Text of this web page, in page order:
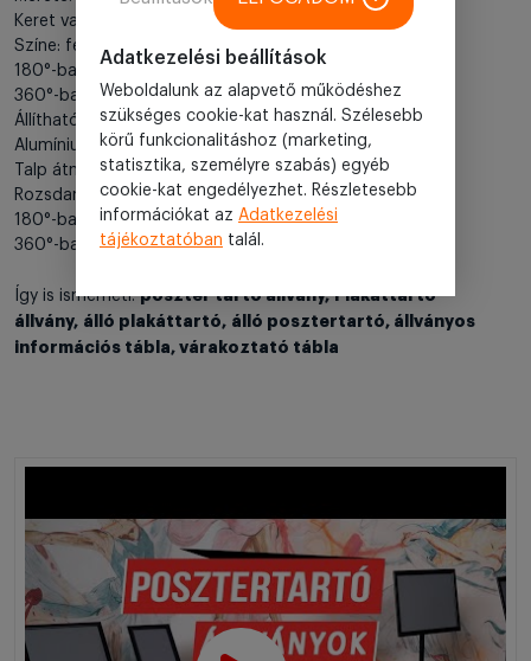
Keret vastagsága: 25mm
Színe: fekete
180°-ban dönthető
360°-ban forgatható
Állítható magasság: 80-130cm
Alumínium láb
Talp átmérője: 25cm
Rozsdamentes acél talp
180°-ban dönthető
360°-ban forgatható
Így is ismerheti:poszter tartó állvány, Plakáttartó
állvány, álló plakáttartó, álló posztertartó, állványos
információs tábla, várakoztató tábla
Adatkezelési beállítások
Weboldalunk az alapvető működéshez
szükséges cookie-kat használ. Szélesebb
körű funkcionalitáshoz (marketing,
statisztika, személyre szabás) egyéb
cookie-kat engedélyezhet. Részletesebb
információkat az Adatkezelési
tájékoztatóban talál.